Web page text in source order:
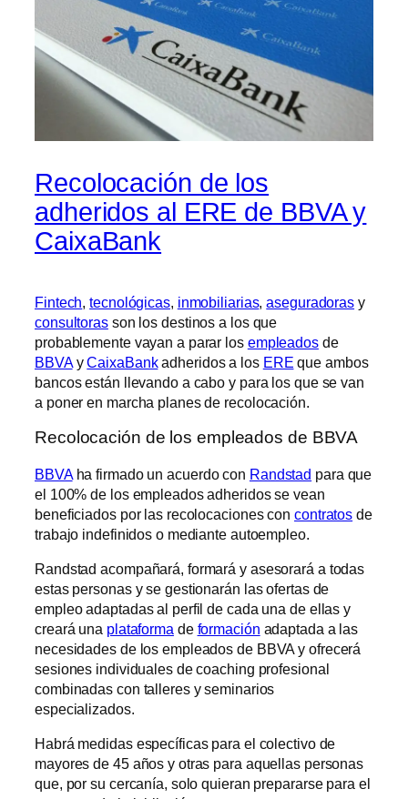
Recolocación de los
adheridos al ERE de BBVA y
CaixaBank
Fintech,tecnológicas, inmobiliarias,aseguradoras y
consultorasson los destinos a los que
probablemente vayan a parar los empleadosde
BBVAyCaixaBankadheridos a los ERE que ambos
bancos están llevando a cabo y para los que se van
a poner en marcha planes de recolocación.
Recolocación de los empleados de BBVA
BBVAha firmado un acuerdo con Randstad para que
el 100% de los empleados adheridos se vean
beneficiados por las recolocaciones con contratos de
trabajo indefinidos o mediante autoempleo.
Randstad acompañará, formará y asesorará a todas
estas personas y se gestionarán las ofertas de
empleo adaptadas al perfil de cada una de ellas y
creará una plataforma de formación adaptada a las
necesidades de los empleados de BBVA y ofrecerá
sesiones individuales de coaching profesional
combinadas con talleres y seminarios
especializados.
Habrá medidas específicas para el colectivo de
mayores de 45 años y otras para aquellas personas
que, por su cercanía, solo quieran prepararse para el